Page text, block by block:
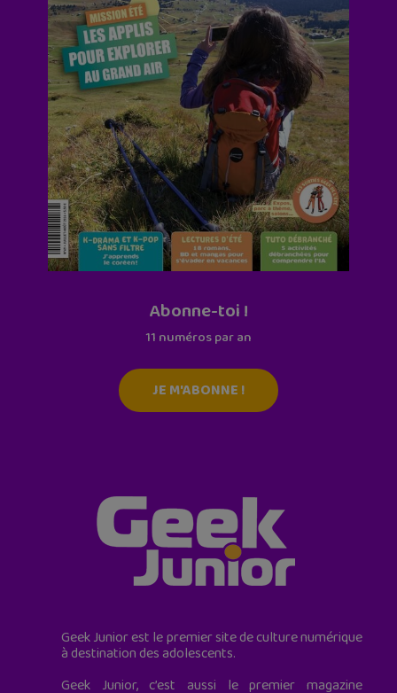
Abonne-toi !
11 numéros par an
JE M'ABONNE !
Geek Junior est le premier site de culture numérique
à destination des adolescents.
Geek Junior, c’est aussi le premier magazine